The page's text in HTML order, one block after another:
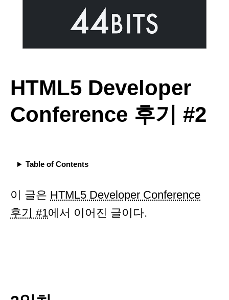
HTML5 Developer
Conference 후기 #2
Table of Contents
이 글은 HTML5 Developer Conference
후기 #1에서 이어진 글이다.